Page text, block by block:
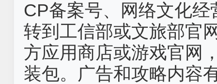
CP备案号、网络文化
转到工信部或文旅部官
方应用商店或游戏官网
装包。广告和攻略内容